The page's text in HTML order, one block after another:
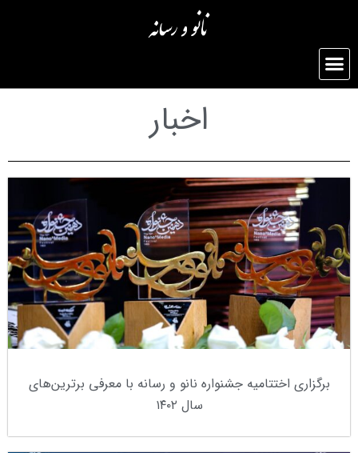
اخبار
برگزاری اختتامیه جشنواره نانو و رسانه با معرفی برترین‌های
سال ۱۴۰۲